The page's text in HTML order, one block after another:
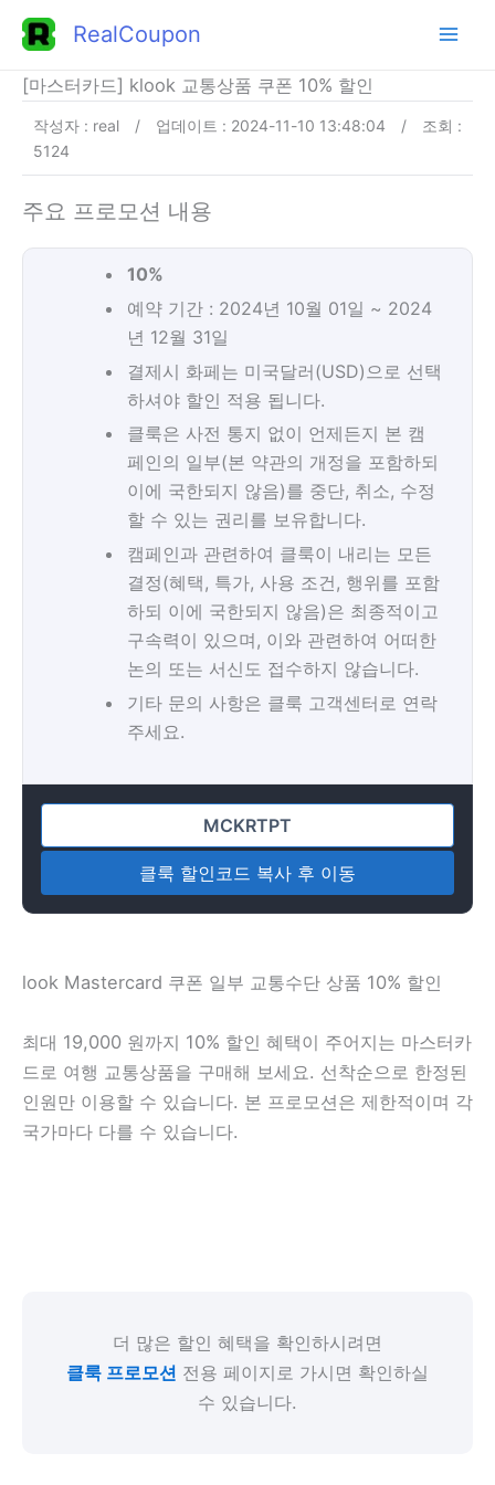
RealCoupon
[마스터카드] klook 교통상품 쿠폰 10% 할인
작성자 : real / 업데이트 : 2024-11-10 13:48:04 /
조회 :
5124
주요 프로모션 내용
10%
예약 기간 : 2024년 10월 01일 ~ 2024
년 12월 31일
결제시 화페는 미국달러(USD)으로 선택
하셔야 할인 적용 됩니다.
클룩은 사전 통지 없이 언제든지 본 캠
페인의 일부(본 약관의 개정을 포함하되
이에 국한되지 않음)를 중단, 취소, 수정
할 수 있는 권리를 보유합니다.
캠페인과 관련하여 클룩이 내리는 모든
결정(혜택, 특가, 사용 조건, 행위를 포함
하되 이에 국한되지 않음)은 최종적이고
구속력이 있으며, 이와 관련하여 어떠한
논의 또는 서신도 접수하지 않습니다.
기타 문의 사항은 클룩 고객센터로 연락
주세요.
클룩 할인코드 복사 후 이동
look Mastercard 쿠폰 일부 교통수단 상품 10% 할인
최대 19,000 원까지 10% 할인 혜택이 주어지는 마스터카
드로 여행 교통상품을 구매해 보세요. 선착순으로 한정된
인원만 이용할 수 있습니다. 본 프로모션은 제한적이며 각
국가마다 다를 수 있습니다.
더 많은 할인 혜택을 확인하시려면
클룩 프로모션 전용 페이지로 가시면 확인하실
수 있습니다.